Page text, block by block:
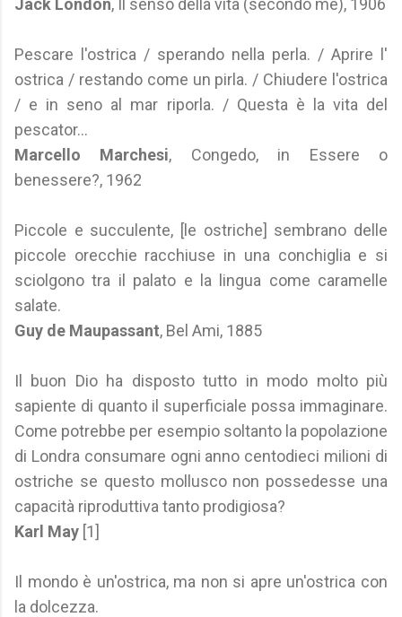
Jack London, Il senso della vita (secondo me), 1906
Pescare l'ostrica / sperando nella perla. / Aprire l'
ostrica / restando come un pirla. / Chiudere l'ostrica
/ e in seno al mar riporla. / Questa è la vita del
pescator...
Marcello Marchesi, Congedo, in Essere o
benessere?, 1962
Piccole e succulente, [le ostriche] sembrano delle
piccole orecchie racchiuse in una conchiglia e si
sciolgono tra il palato e la lingua come caramelle
salate.
Guy de Maupassant, Bel Ami, 1885
Il buon Dio ha disposto tutto in modo molto più
sapiente di quanto il superficiale possa immaginare.
Come potrebbe per esempio soltanto la popolazione
di Londra consumare ogni anno centodieci milioni di
ostriche se questo mollusco non possedesse una
capacità riproduttiva tanto prodigiosa?
Karl May [1]
Il mondo è un'ostrica, ma non si apre un'ostrica con
la dolcezza.